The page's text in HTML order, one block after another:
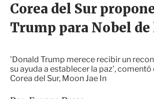
i
r
Corea del Sur
Trump para Nobel de
'Donald Trump merece recibir un
su ayuda a establecer la paz',
Corea del Sur, Moon Jae In